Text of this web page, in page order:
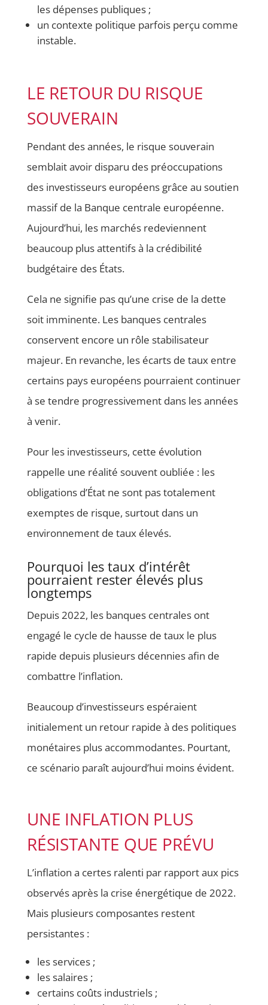
les dépenses publiques ;
un contexte politique parfois perçu comme
instable.
LE RETOUR DU RISQUE
SOUVERAIN
Pendant des années, le risque souverain
semblait avoir disparu des préoccupations
des investisseurs européens grâce au soutien
massif de la Banque centrale européenne.
Aujourd’hui, les marchés redeviennent
beaucoup plus attentifs à la crédibilité
budgétaire des États.
Cela ne signifie pas qu’une crise de la dette
soit imminente. Les banques centrales
conservent encore un rôle stabilisateur
majeur. En revanche, les écarts de taux entre
certains pays européens pourraient continuer
à se tendre progressivement dans les années
à venir.
Pour les investisseurs, cette évolution
rappelle une réalité souvent oubliée : les
obligations d’État ne sont pas totalement
exemptes de risque, surtout dans un
environnement de taux élevés.
Pourquoi les taux d’intérêt
pourraient rester élevés plus
longtemps
Depuis 2022, les banques centrales ont
engagé le cycle de hausse de taux le plus
rapide depuis plusieurs décennies afin de
combattre l’inflation.
Beaucoup d’investisseurs espéraient
initialement un retour rapide à des politiques
monétaires plus accommodantes. Pourtant,
ce scénario paraît aujourd’hui moins évident.
UNE INFLATION PLUS
RÉSISTANTE QUE PRÉVU
L’inflation a certes ralenti par rapport aux pics
observés après la crise énergétique de 2022.
Mais plusieurs composantes restent
persistantes :
les services ;
les salaires ;
certains coûts industriels ;